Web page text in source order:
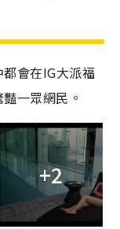
會在IG大派福
一眾網民。
+2